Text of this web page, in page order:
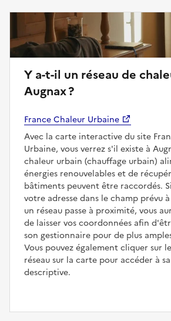
Y a-t-il un réseau de chaleur à
Augnax ?
France Chaleur Urbaine
Avec la carte interactive du site
Urbaine, vous verrez s'il existe à
chaleur urbain (chauffage urbain)
énergies renouvelables et de
bâtiments peuvent être raccordés.
votre adresse dans le champ prévu
un réseau passe à proximité, vous
de laisser vos coordonnées afin
son gestionnaire pour de plus
Vous pouvez également cliquer sur
réseau sur la carte pour accéder à
descriptive.